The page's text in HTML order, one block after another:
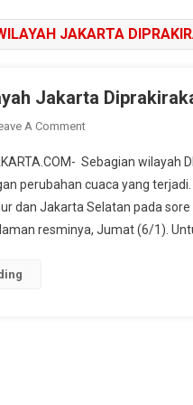
JAKARTA
Jakarta
A CommentOn
Wilayah
Jakarta
Diprakirakan
Bakal
Sebagian wilayah
perubahan cuaca yang
dan Jakarta Selatan pada
resminya, Jumat (6/1).